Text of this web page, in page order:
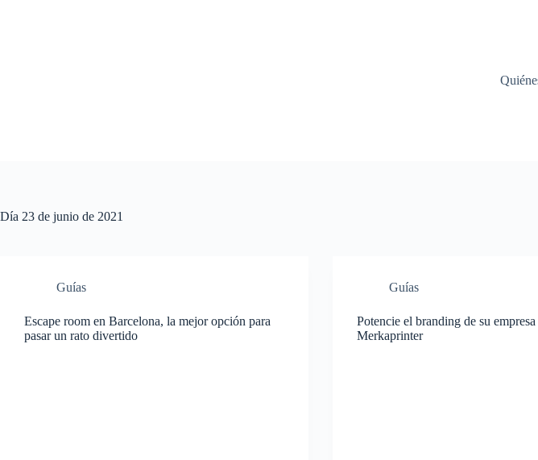
Día 23 de junio de 2021
Guías
Escape room en Barcelona, la mejor opción para
pasar un rato divertido
Guías
Potencie el branding de su empresa
Merkaprinter